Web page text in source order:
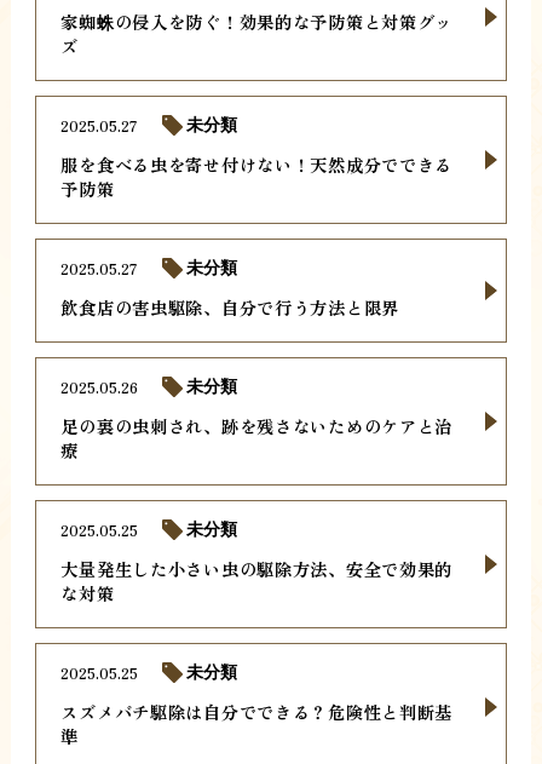
家蜘蛛の侵入を防ぐ！効果的な予防策と対策グッ
ズ
服を食べる虫を寄せ付けない！天然成分でできる
予防策
2025.05.27 未分類
飲食店の害虫駆除、自分で行う方法と限界
2025.05.27 未分類
足の裏の虫刺され、跡を残さないためのケアと治
療
2025.05.26 未分類
大量発生した小さい虫の駆除方法、安全で効果的
な対策
2025.05.25 未分類
スズメバチ駆除は自分でできる？危険性と判断基
準
2025.05.25 未分類